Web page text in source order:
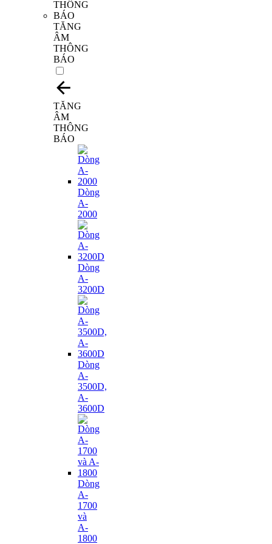
TĂNG
ÂM
THÔNG
BÁO
TĂNG
ÂM
THÔNG
BÁO
Dòng
A-
2000
Dòng
A-
3200D
Dòng
A-
3500D,
A-
3600D
Dòng
A-
1700
và
A-
1800